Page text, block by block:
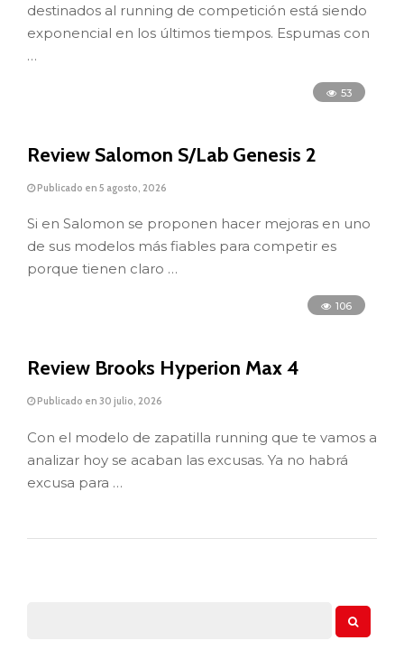
destinados al running de competición está siendo
exponencial en los últimos tiempos. Espumas con
…
53
Review Salomon S/Lab Genesis 2
Publicado en 5 agosto, 2026
Si en Salomon se proponen hacer mejoras en uno
de sus modelos más fiables para competir es
porque tienen claro …
106
Review Brooks Hyperion Max 4
Publicado en 30 julio, 2026
Con el modelo de zapatilla running que te vamos a
analizar hoy se acaban las excusas. Ya no habrá
excusa para …